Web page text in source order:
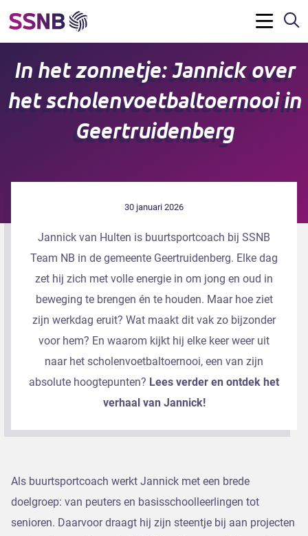
In het zonnetje: Jannick over
het scholenvoetbaltoernooi in
Geertruidenberg
30 januari 2026
Jannick van Hulten is buurtsportcoach bij SSNB
Team NB in de gemeente Geertruidenberg. Elke dag
zet hij zich met volle energie in om jong en oud in
beweging te brengen én te houden. Maar hoe ziet
zijn werkdag eruit? Wat maakt dit vak zo bijzonder
voor hem? En waarom kijkt hij elke keer weer uit
naar het scholenvoetbaltoernooi, een van zijn
absolute hoogtepunten? Lees verder en ontdek het
verhaal van Jannick!
Als buurtsportcoach werkt Jannick met een brede
doelgroep: van peuters en basisschoolleerlingen tot
senioren. Daarvoor draagt hij zijn steentje bij aan projecten